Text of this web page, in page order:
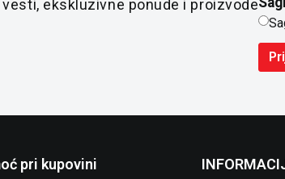
ekskluzivne ponude i proizvode
pri kupovini